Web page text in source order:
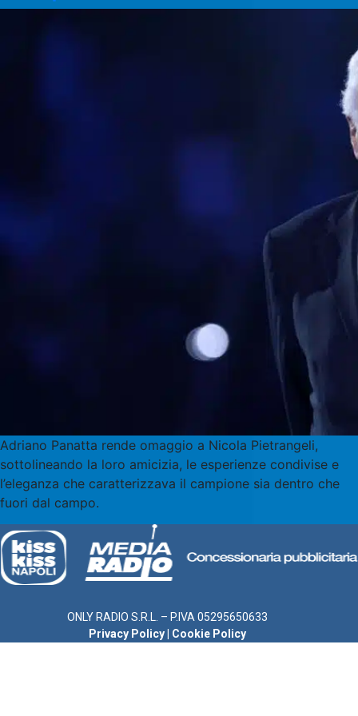
Adriano Panatta rende omaggio a Nicola Pietrangeli,
sottolineando la loro amicizia, le esperienze condivise e
l’eleganza che caratterizzava il campione sia dentro che
fuori dal campo.
ONLY RADIO S.R.L. – P.IVA 05295650633
Privacy Policy
Cookie Policy